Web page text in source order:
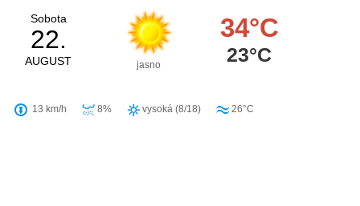
Sobota
22.
AUGUST jasno
34°C
23°C
13 km/h 8% vysoká (8/18) 26°C